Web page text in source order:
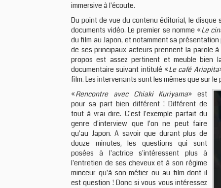
immersive à l'écoute.
Du point de vue du contenu éditorial, le
documents vidéo. Le premier se nomme «Le
du film au Japon, et notamment sa
de ses principaux acteurs prennent la parole
propos est assez pertinent et meuble bien
documentaire suivant intitulé «Le café Ariapita
film. Les intervenants sont les mêmes que sur
«Rencontre avec Chiaki Kuriyama» est
pour sa part bien différent ! Différent de
tout à vrai dire. C'est l'exemple parfait du
genre d'interview que l'on ne peut faire
qu'au Japon. A savoir que durant plus de
douze minutes, les questions qui sont
posées à l'actrice s'intéressent plus à
l'entretien de ses cheveux et à son régime
minceur qu'à son métier ou au film dont il
est question ! Donc si vous vous intéressez